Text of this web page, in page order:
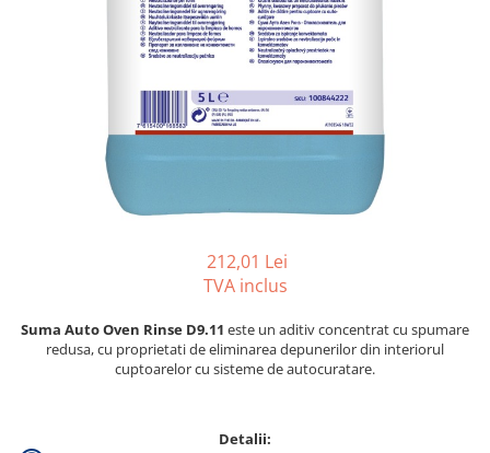
Gama de cosmetice hoteliere
Salvatore Ferragamo
212,01 Lei
TVA inclus
Suma Auto Oven Rinse D9.11 este un aditiv concentrat cu spumare
redusa, cu proprietati de eliminarea depunerilor din interiorul
cuptoarelor cu sisteme de autocuratare.
Detalii: